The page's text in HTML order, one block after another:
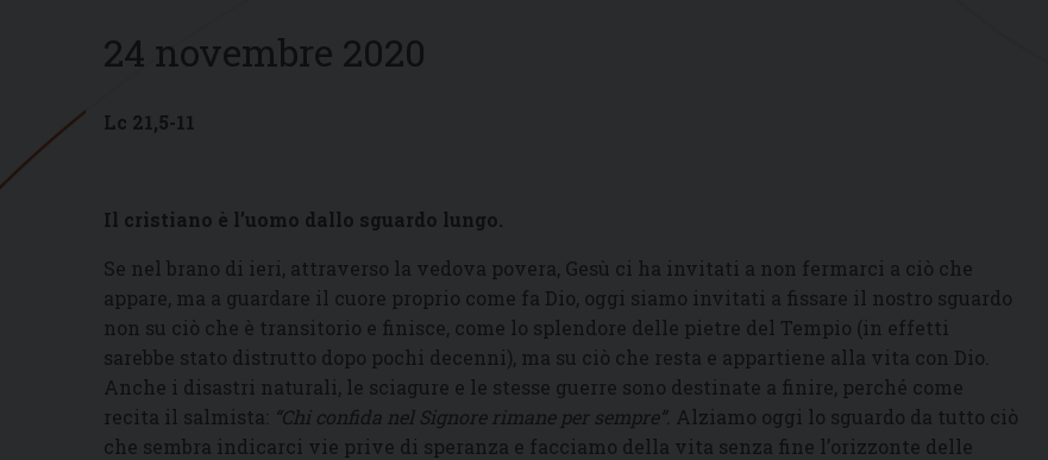
24 novembre 2020
Lc 21,5-11
Il cristiano è l’uomo dallo sguardo lungo.
Se nel brano di ieri, attraverso la vedova povera, Gesù ci ha invitati a non fermarci a ciò che
appare, ma a guardare il cuore proprio come fa Dio, oggi siamo invitati a fissare il nostro sguardo
non su ciò che è transitorio e finisce, come lo splendore delle pietre del Tempio (in effetti
sarebbe stato distrutto dopo pochi decenni), ma su ciò che resta e appartiene alla vita con Dio.
Anche i disastri naturali, le sciagure e le stesse guerre sono destinate a finire, perché come
recita il salmista: “Chi confida nel Signore rimane per sempre”. Alziamo oggi lo sguardo da tutto ciò
che sembra indicarci vie prive di speranza e facciamo della vita senza fine l’orizzonte delle